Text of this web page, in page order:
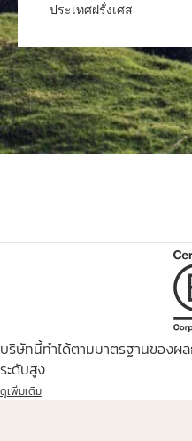
ประเทศฝรั่งเศส
บริษัทนี้ทำได้ตามมาตรฐานของผ
ระดับสูง
ดูเพิ่มเติม